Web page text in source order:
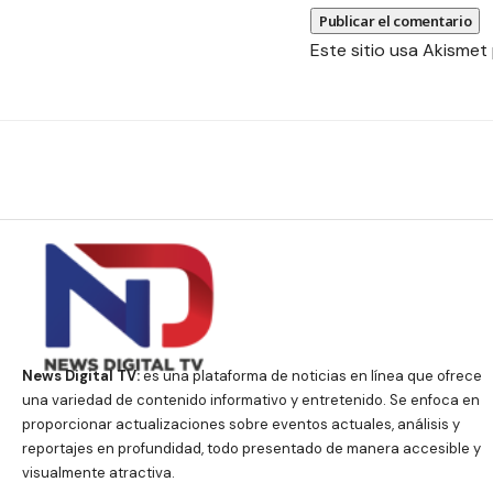
Este sitio usa
News Digital TV:es una plataforma de noticias en línea que ofrece
una variedad de contenido informativo y entretenido. Se enfoca en
proporcionar actualizaciones sobre eventos actuales, análisis y
reportajes en profundidad, todo presentado de manera accesible y
visualmente atractiva.